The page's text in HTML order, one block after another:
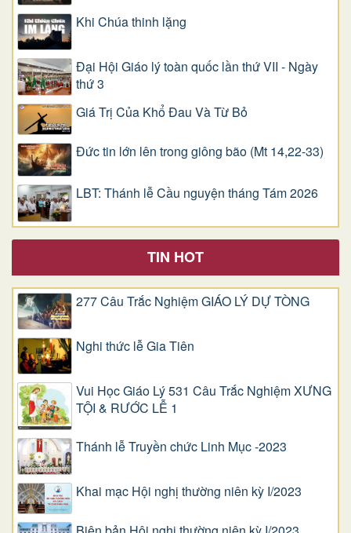
Khi Chúa thinh lặng
Đại Hội Giáo lý toàn quốc lần thứ VII - Ngày
thứ 3
Giá Trị Của Khổ Ðau Và Từ Bỏ
Đức tin lớn lên trong giông bão (Mt 14,22-33)
LBT: Thánh lễ Cầu nguyện tháng Tám 2026
TIN HOT
277 Câu Trắc Nghiệm GIÁO LÝ DỰ TÒNG
Nghi thức lễ Gia Tiên
Vui Học Giáo Lý 531 Câu Trắc Nghiệm XƯNG
TỘI & RƯỚC LỄ 1
Thánh lễ Truyền chức Linh Mục -2023
Khai mạc Hội nghị thường niên kỳ I/2023